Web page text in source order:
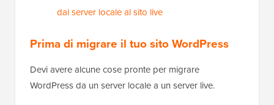
dal server locale al sito live
Prima di migrare il tuo sito WordPress
Devi avere alcune cose pronte per migrare
WordPress da un server locale a un server live.